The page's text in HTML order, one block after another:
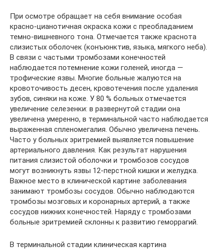
При осмотре обращает на себя внимание особая
красно-цианотичная окраска кожи с преобладанием
темно-вишневного тона. Отмечается также краснота
слизистых оболочек (конъюнктив, языка, мягкого неба).
В связи с частыми тромбозами конечностей
наблюдается потемнение кожи голеней, иногда —
трофические язвы. Многие больные жалуются на
кровоточивость десен, кровотечения после удаления
зубов, синяки на коже. У 80 % больных отмечается
увеличение селезенки: в развернутой стадии она
увеличена умеренно, в терминальной часто наблюдается
выраженная спленомегалия. Обычно увеличена печень.
Часто у больных эритремией выявляется повышение
артериального давления. Как результат нарушения
питания слизистой оболочки и тромбозов сосудов
могут возникнуть язвы 12-перстной кишки и желудка.
Важное место в клинической картине заболевания
занимают тромбозы сосудов. Обычно наблюдаются
тромбозы мозговых и коронарных артерий, а также
сосудов нижних конечностей. Наряду с тромбозами
больные эритремией склонны к развитию геморрагий.
В терминальной стадии клиническая картина